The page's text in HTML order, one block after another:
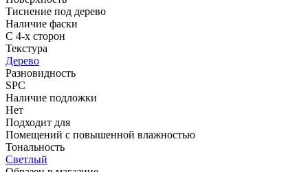
Тиснение под дерево
Наличие фаски
С 4-х сторон
Текстура
Дерево
Разновидность
SPC
Наличие подложки
Нет
Подходит для
Помещений с повышенной влажностью
Тональность
Светлый